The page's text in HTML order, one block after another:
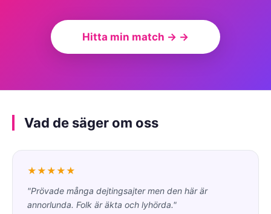
Hitta min match → →
Vad de säger om oss
★★★★★
"Prövade många dejtingsajter men den här är
annorlunda. Folk är äkta och lyhörda."